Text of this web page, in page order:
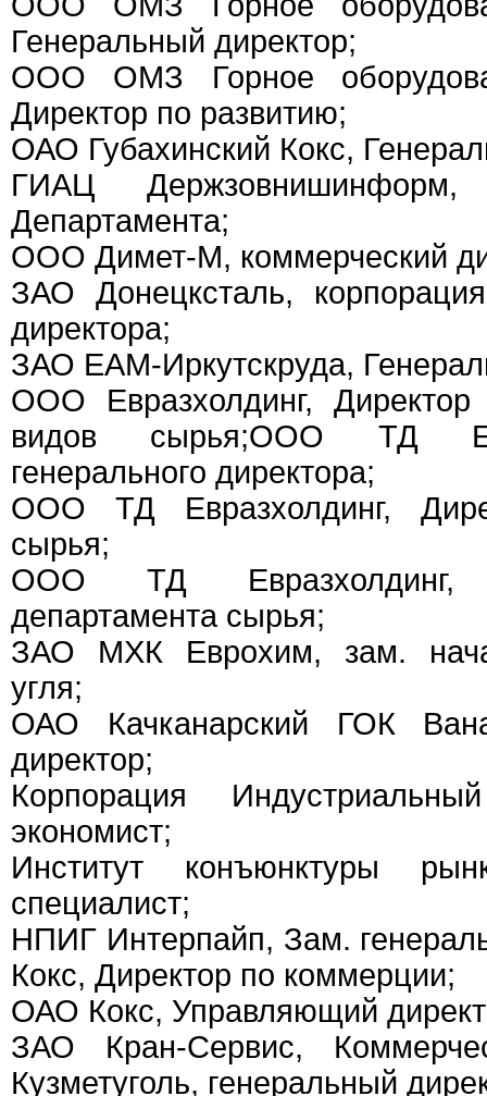
Генеральный директор;
ООО ОМЗ Горное
Директор по развитию;
ОАО Губахинский Кокс,
ГИАЦ
Департамента;
ООО Димет-М, коммерческий
ЗАО Донецксталь,
директора;
ЗАО ЕАМ-Иркутскруда,
ООО Евразхолдинг,
видов сырья;ООО ТД
генерального директора;
ООО ТД Евразхолдинг,
сырья;
ООО ТД Евразхолдинг,
департамента сырья;
ЗАО МХК Еврохим, зам.
угля;
ОАО Качканарский ГОК
директор;
Корпорация
экономист;
Институт конъюнктуры
специалист;
НПИГ Интерпайп, Зам.
Кокс, Директор по коммерции;
ОАО Кокс, Управляющий
ЗАО Кран-Сервис,
Кузметуголь, генеральный